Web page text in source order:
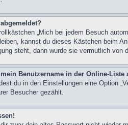
„Mich bei jedem Besuch
kannst du dieses Kästchen beim
steht, dann wurde sie vermutlich von
Benutzername in der Online-Liste
du in den Einstellungen eine Option
Besucher gezählt.